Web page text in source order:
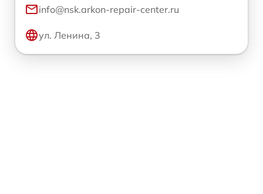
info@nsk.arkon-repair-center.ru
ул. Ленина, 3